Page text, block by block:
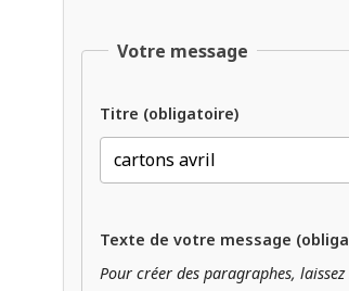
Votre message
Titre (obligatoire)
Texte de votre message
Pour créer des paragraphes,